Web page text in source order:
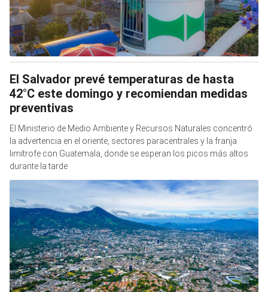
El Salvador prevé temperaturas de hasta
42°C este domingo y recomiendan medidas
preventivas
El Ministerio de Medio Ambiente y Recursos Naturales concentró
la advertencia en el oriente, sectores paracentrales y la franja
limítrofe con Guatemala, donde se esperan los picos más altos
durante la tarde